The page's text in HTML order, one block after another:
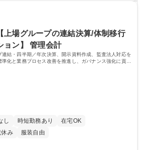
事業開発）【広告発想を事業に昇華】
関与経験 学歴・資格 学歴：大学
高校 語学力： 資格：
上場グループの連結決算/体制移行
ョン】 管理会計
結・四半期／年次決算、開示資料作成、監査法人対応を
化と業務プロセス改善を推進し、ガバナンス強化に貢献
し 時短勤務あり
在宅OK
休み 服装自由